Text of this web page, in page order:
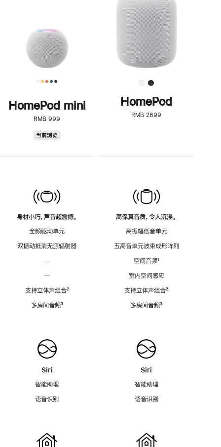
HomePod mini
RMB 999
当前浏览
身材小巧，声音超震撼。
全频驱动单元
双振动抵消无源辐射器
—
—
支持立体声组合脚
²
多房间音频脚
³
Siri
智能助理
语音识别
了
解
HomePod<
HomePod
RMB 2699
高保真音质，令人沉浸。
高振幅低音单元
五高音单元波束成形阵列
空间音频脚
¹
室内空间感应
支持立体声组合脚
²
多房间音频脚
³
Siri
智能助理
语音识别